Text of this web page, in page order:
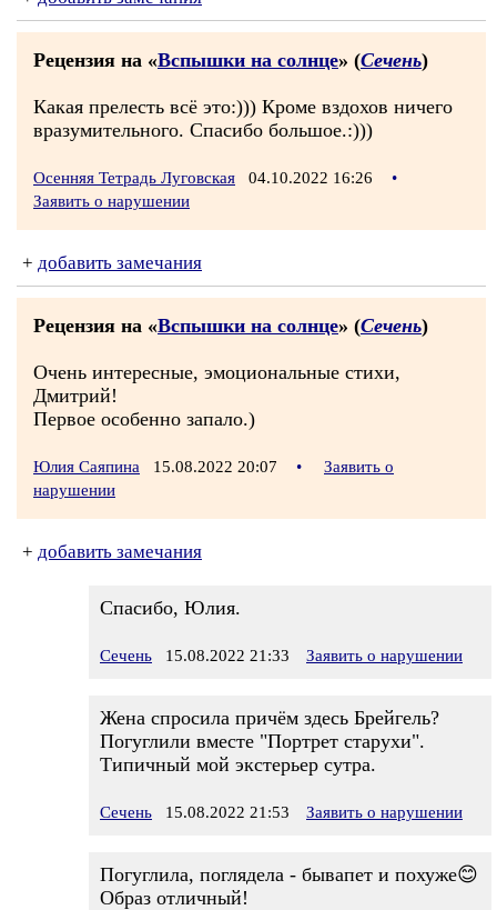
Рецензия на «Вспышки на солнце» (Сечень)
Какая прелесть всё это:))) Кроме вздохов ничего
вразумительного. Спасибо большое.:)))
Осенняя Тетрадь Луговская 04.10.2022 16:26
•
Заявить о нарушении
+ добавить замечания
Рецензия на «Вспышки на солнце» (Сечень)
Очень интересные, эмоциональные стихи,
Дмитрий!
Первое особенно запало.)
Юлия Саяпина 15.08.2022 20:07 •
Заявить о
нарушении
+ добавить замечания
Спасибо, Юлия.
Сечень 15.08.2022 21:33 Заявить о нарушении
Жена спросила причём здесь Брейгель?
Погуглили вместе "Портрет старухи".
Типичный мой экстерьер сутра.
Сечень 15.08.2022 21:53 Заявить о нарушении
Погуглила, поглядела - бывапет и похуже😊
Образ отличный!